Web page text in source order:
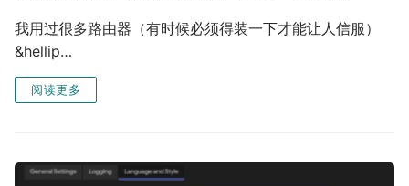
我用过很多路由器（有时候必须得装一下才能让人信服）
&hellip…
阅读更多